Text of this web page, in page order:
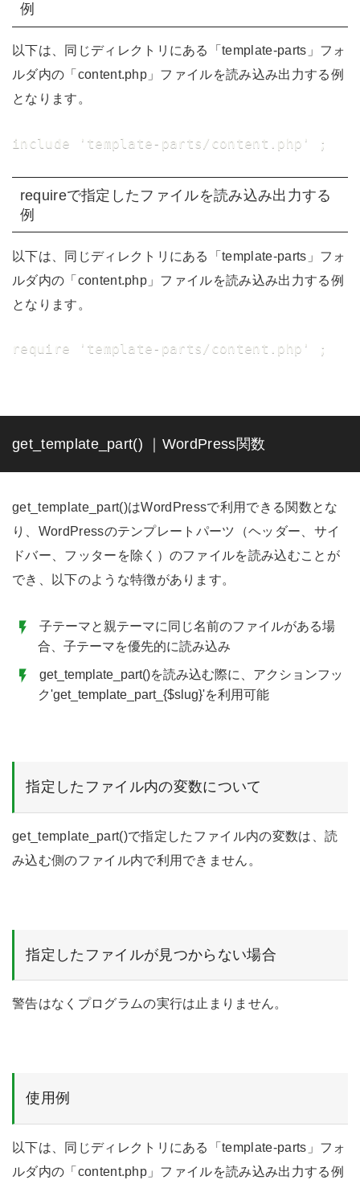
例
以下は、同じディレクトリにある「template-parts」フォ
ルダ内の「content.php」ファイルを読み込み出力する例
となります。
include 'template-parts/content.php' ;
requireで指定したファイルを読み込み出力する
例
以下は、同じディレクトリにある「template-parts」フォ
ルダ内の「content.php」ファイルを読み込み出力する例
となります。
require 'template-parts/content.php' ;
get_template_part() ｜WordPress関数
get_template_part()はWordPressで利用できる関数とな
り、WordPressのテンプレートパーツ（ヘッダー、サイ
ドバー、フッターを除く）のファイルを読み込むことが
でき、以下のような特徴があります。
子テーマと親テーマに同じ名前のファイルがある場
合、子テーマを優先的に読み込み
get_template_part()を読み込む際に、アクションフッ
ク'get_template_part_{$slug}'を利用可能
指定したファイル内の変数について
get_template_part()で指定したファイル内の変数は、読
み込む側のファイル内で利用できません。
指定したファイルが見つからない場合
警告はなくプログラムの実行は止まりません。
使用例
以下は、同じディレクトリにある「template-parts」フォ
ルダ内の「content.php」ファイルを読み込み出力する例